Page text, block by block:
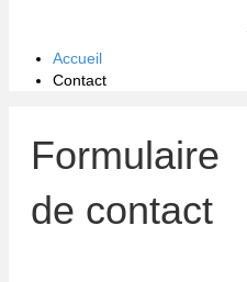
Accueil
Contact
Formulaire
de contact